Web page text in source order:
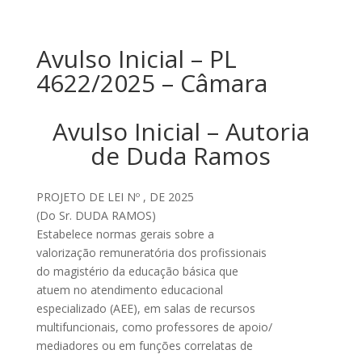
Avulso Inicial – PL
4622/2025 – Câmara
Avulso Inicial – Autoria
de Duda Ramos
PROJETO DE LEI Nº , DE 2025
(Do Sr. DUDA RAMOS)
Estabelece normas gerais sobre a
valorização remuneratória dos profissionais
do magistério da educação básica que
atuem no atendimento educacional
especializado (AEE), em salas de recursos
multifuncionais, como professores de apoio/
mediadores ou em funções correlatas de